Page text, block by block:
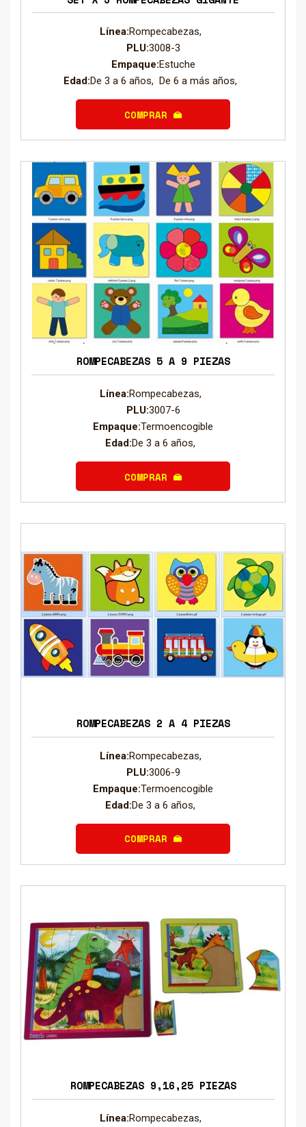
Línea:Rompecabezas,
PLU:3008-3
Empaque:Estuche
Edad:De 3 a 6 años, De 6 a más años,
COMPRAR
ROMPECABEZAS 5 A 9 PIEZAS
Línea:Rompecabezas,
PLU:3007-6
Empaque:Termoencogible
Edad:De 3 a 6 años,
COMPRAR
ROMPECABEZAS 2 A 4 PIEZAS
Línea:Rompecabezas,
PLU:3006-9
Empaque:Termoencogible
Edad:De 3 a 6 años,
COMPRAR
ROMPECABEZAS 9,16,25 PIEZAS
Línea:Rompecabezas,